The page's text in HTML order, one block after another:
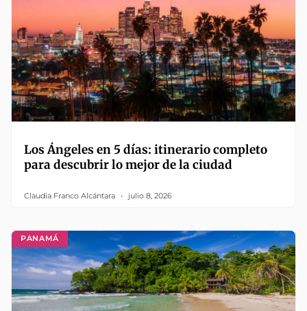
Los Ángeles en 5 días: itinerario completo
para descubrir lo mejor de la ciudad
Claudia Franco Alcántara julio 8, 2026
PANAMÁ